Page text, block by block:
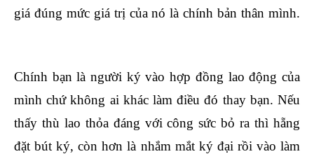
giá đúng mức giá trị của nó là chính bản thân mình.
Chính bạn là người ký vào hợp đồng lao động của
mình chứ không ai khác làm điều đó thay bạn. Nếu
thấy thù lao thỏa đáng với công sức bỏ ra thì hẵng
đặt bút ký, còn hơn là nhắm mắt ký đại rồi vào làm